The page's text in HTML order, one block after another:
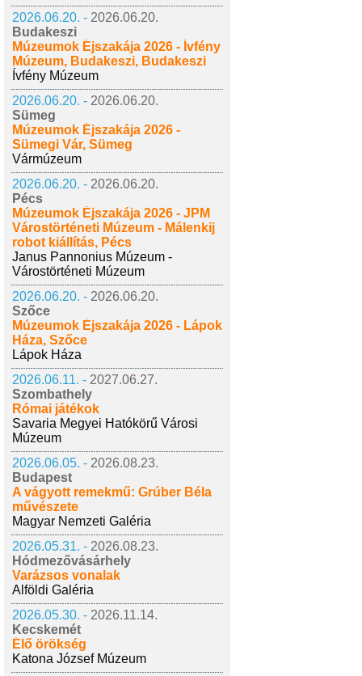
2026.06.20. - 2026.06.20.
Budakeszi
Múzeumok Éjszakája 2026 - Ívfény
Múzeum, Budakeszi, Budakeszi
Ívfény Múzeum
2026.06.20. - 2026.06.20.
Sümeg
Múzeumok Éjszakája 2026 -
Sümegi Vár, Sümeg
Vármúzeum
2026.06.20. - 2026.06.20.
Pécs
Múzeumok Éjszakája 2026 - JPM
Várostörténeti Múzeum - Málenkij
robot kiállítás, Pécs
Janus Pannonius Múzeum -
Várostörténeti Múzeum
2026.06.20. - 2026.06.20.
Szőce
Múzeumok Éjszakája 2026 - Lápok
Háza, Szőce
Lápok Háza
2026.06.11. - 2027.06.27.
Szombathely
Római játékok
Savaria Megyei Hatókörű Városi
Múzeum
2026.06.05. - 2026.08.23.
Budapest
A vágyott remekmű: Grúber Béla
művészete
Magyar Nemzeti Galéria
2026.05.31. - 2026.08.23.
Hódmezővásárhely
Varázsos vonalak
Alföldi Galéria
2026.05.30. - 2026.11.14.
Kecskemét
Élő örökség
Katona József Múzeum